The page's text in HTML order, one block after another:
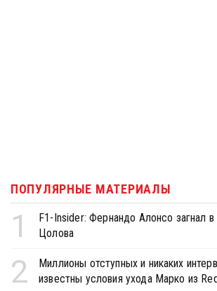
ПОПУЛЯРНЫЕ МАТЕРИАЛЫ
1
F1-Insider: Фернандо Алонсо загнал
Цолова
2
Миллионы отступных и никаких
известны условия ухода Марко из